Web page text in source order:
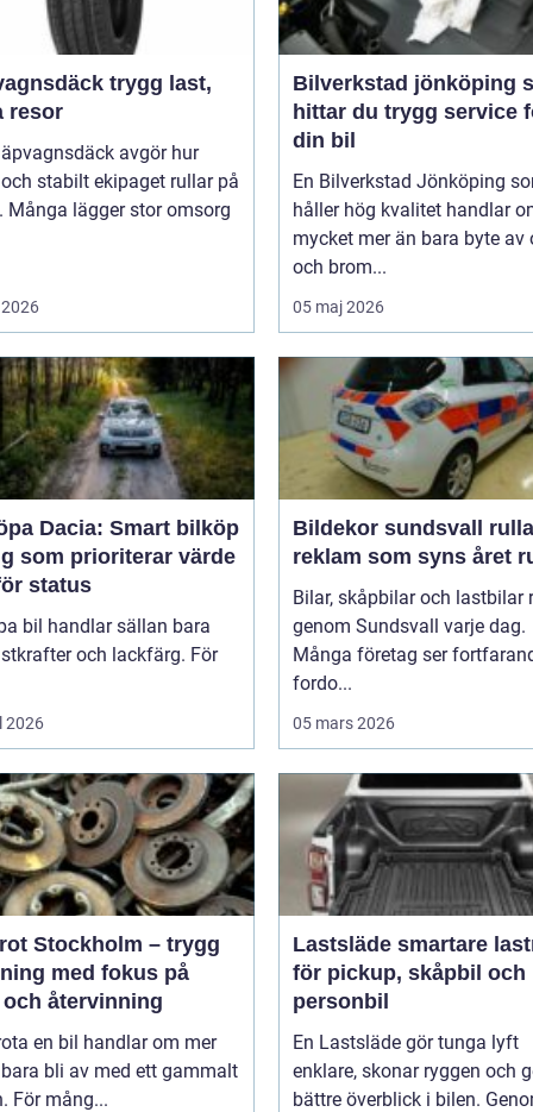
trygg last,
resor
avgör hur
stabilt ekipaget rullar på
Många lägger stor omsorg
Bilverkstad jönköping så
hittar du trygg service
din bil
En Bilverkstad Jönköping
håller hög kvalitet handlar
mycket mer än bara byte av
och brom...
05 maj 2026
Dacia: Smart bilköp
som prioriterar värde
status
bil handlar sällan bara
och lackfärg. För
2026
Bildekor sundsvall rullande
reklam som syns året
Bilar, skåpbilar och lastbilar
genom Sundsvall varje dag.
Många företag ser
fordo...
05 mars 2026
Stockholm – trygg
med fokus på
återvinning
en bil handlar om mer
bli av med ett gammalt
För mång...
Lastsläde smartare lastning
för pickup, skåpbil och
personbil
En Lastsläde gör tunga lyft
enklare, skonar ryggen och
bättre överblick i bilen.